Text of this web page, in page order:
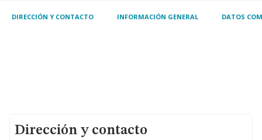
4642). comercialización de
DIRECCIÓN Y CONTACTO INFORMACIÓN GENERAL DATOS
Dirección y contacto